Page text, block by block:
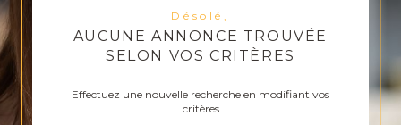
Désolé,
AUCUNE ANNONCE TROUVÉE
SELON VOS CRITÈRES
Effectuez une nouvelle recherche en modifiant vos
critères